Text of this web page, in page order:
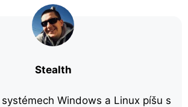
Stealth
Windows a Linux píšu s